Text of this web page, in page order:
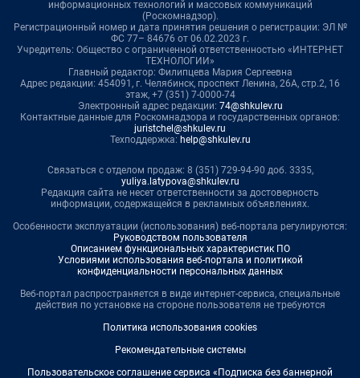
информационных технологий и массовых коммуникаций
(Роскомнадзор).
Регистрационный номер и дата принятия решения о регистрации: ЭЛ №
ФС 77– 84676 от 06.02.2023 г.
Учредитель: Общество с ограниченной ответственностью «ИНТЕРНЕТ
ТЕХНОЛОГИИ»
Главный редактор: Филипцева Мария Сергеевна
Адрес редакции: 454091, г. Челябинск, проспект Ленина, 26А, стр.2, 16
этаж, +7 (351) 7-0000-74
Электронный адрес редакции: 74@shkulev.ru
Контактные данные для Роскомнадзора и государственных органов:
juristchel@shkulev.ru
Техподдержка: help@shkulev.ru
Связаться с отделом продаж: 8 (351) 729-94-90 доб. 3335,
yuliya.latypova@shkulev.ru
Редакция сайта не несет ответственности за достоверность
информации, содержащейся в рекламных объявлениях.
Особенности эксплуатации (использования) веб-портала регулируются:
Руководством пользователя
Описанием функциональных характеристик ПО
Условиями использования веб-портала и политикой
конфиденциальности персональных данных
Веб-портал распространяется в виде интернет-сервиса, специальные
действия по установке на стороне пользователя не требуются
Политика использования cookies
Рекомендательные системы
Пользовательское соглашение сервиса «Подписка без баннерной